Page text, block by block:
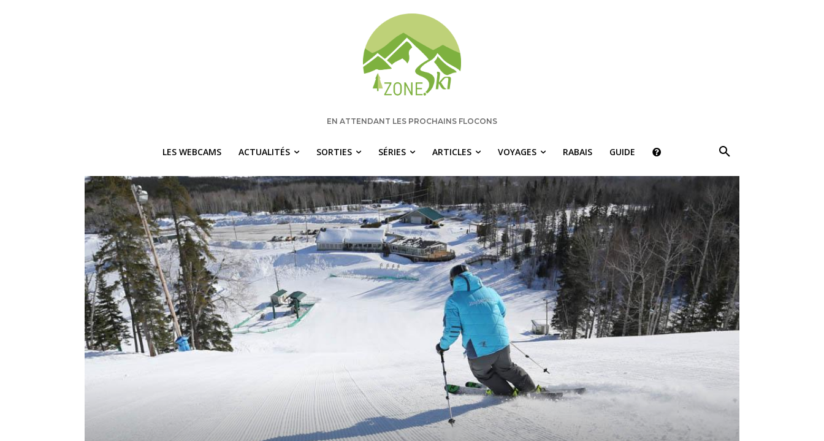
EN ATTENDANT LES PROCHAINS FLOCONS
LES WEBCAMS ACTUALITÉS SORTIES SÉRIES ARTICLES VOYAGES RABAIS GUIDE
Recevez chaque semaine les nouvelles pertinentes de Zone.Ski, des rabais, des
idées de destinations et les alertes météo en exclusivité.
VOTRE ADRESSE COURRIEL
Vous pourrez vous désabonner à tout moment.